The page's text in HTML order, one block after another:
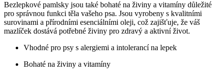
Bezlepkové pamlsky jsou také bohaté na živiny a vitamíny důležité
pro správnou funkci těla vašeho psa. Jsou vyrobeny s kvalitními
surovinami a přírodními esenciálními oleji, což zajišťuje, že váš
mazlíček dostává potřebné živiny pro zdravý a aktivní život.
Vhodné pro psy s alergiemi a intolerancí na lepek
Bohaté na živiny a vitamíny